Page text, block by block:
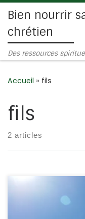
Passer au contenu
Bien nourrir
chrétien
Des ressources
Accueil » fils
fils
2 articles